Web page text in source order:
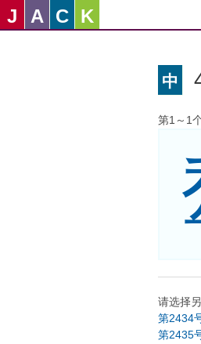
J A C K
中
第1～1
请选择
第2434
第2435